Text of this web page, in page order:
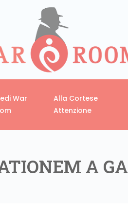
War
Alla Cortese
Attenzione
A